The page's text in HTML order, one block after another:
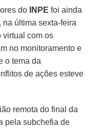
do INPE foi ainda
na última sexta-feira
virtual com os
no monitoramento e
o tema da
de ações esteve
remota do final da
pela subchefia de